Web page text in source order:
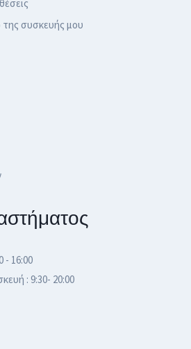
συσκευής μου
- 16:00
: 9:30- 20:00